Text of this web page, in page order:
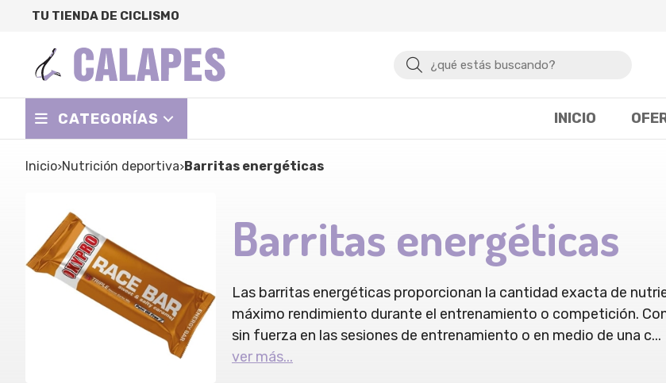
TU TIENDA DE CICLISMO
Buscar
CATEGORÍAS INICIO
Inicio nutrición deportiva Barritas energéticas
Barritas energéticas
Las barritas energéticas proporcionan la cantidad exacta de
máximo rendimiento durante el entrenamiento o competición.
sin fuerza en las sesiones de entrenamiento o en medio de una c...
ver más...